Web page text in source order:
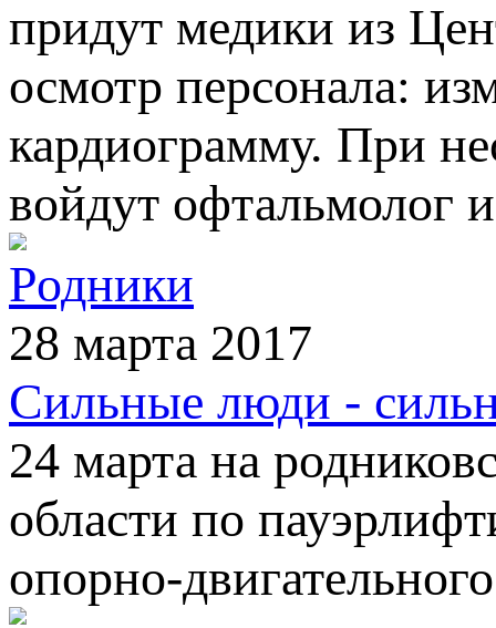
придут медики из
осмотр персонала:
кардиограмму. При
войдут офтальмолог
Родники
28 марта 2017
Сильные люди -
24 марта на
области по
опорно-